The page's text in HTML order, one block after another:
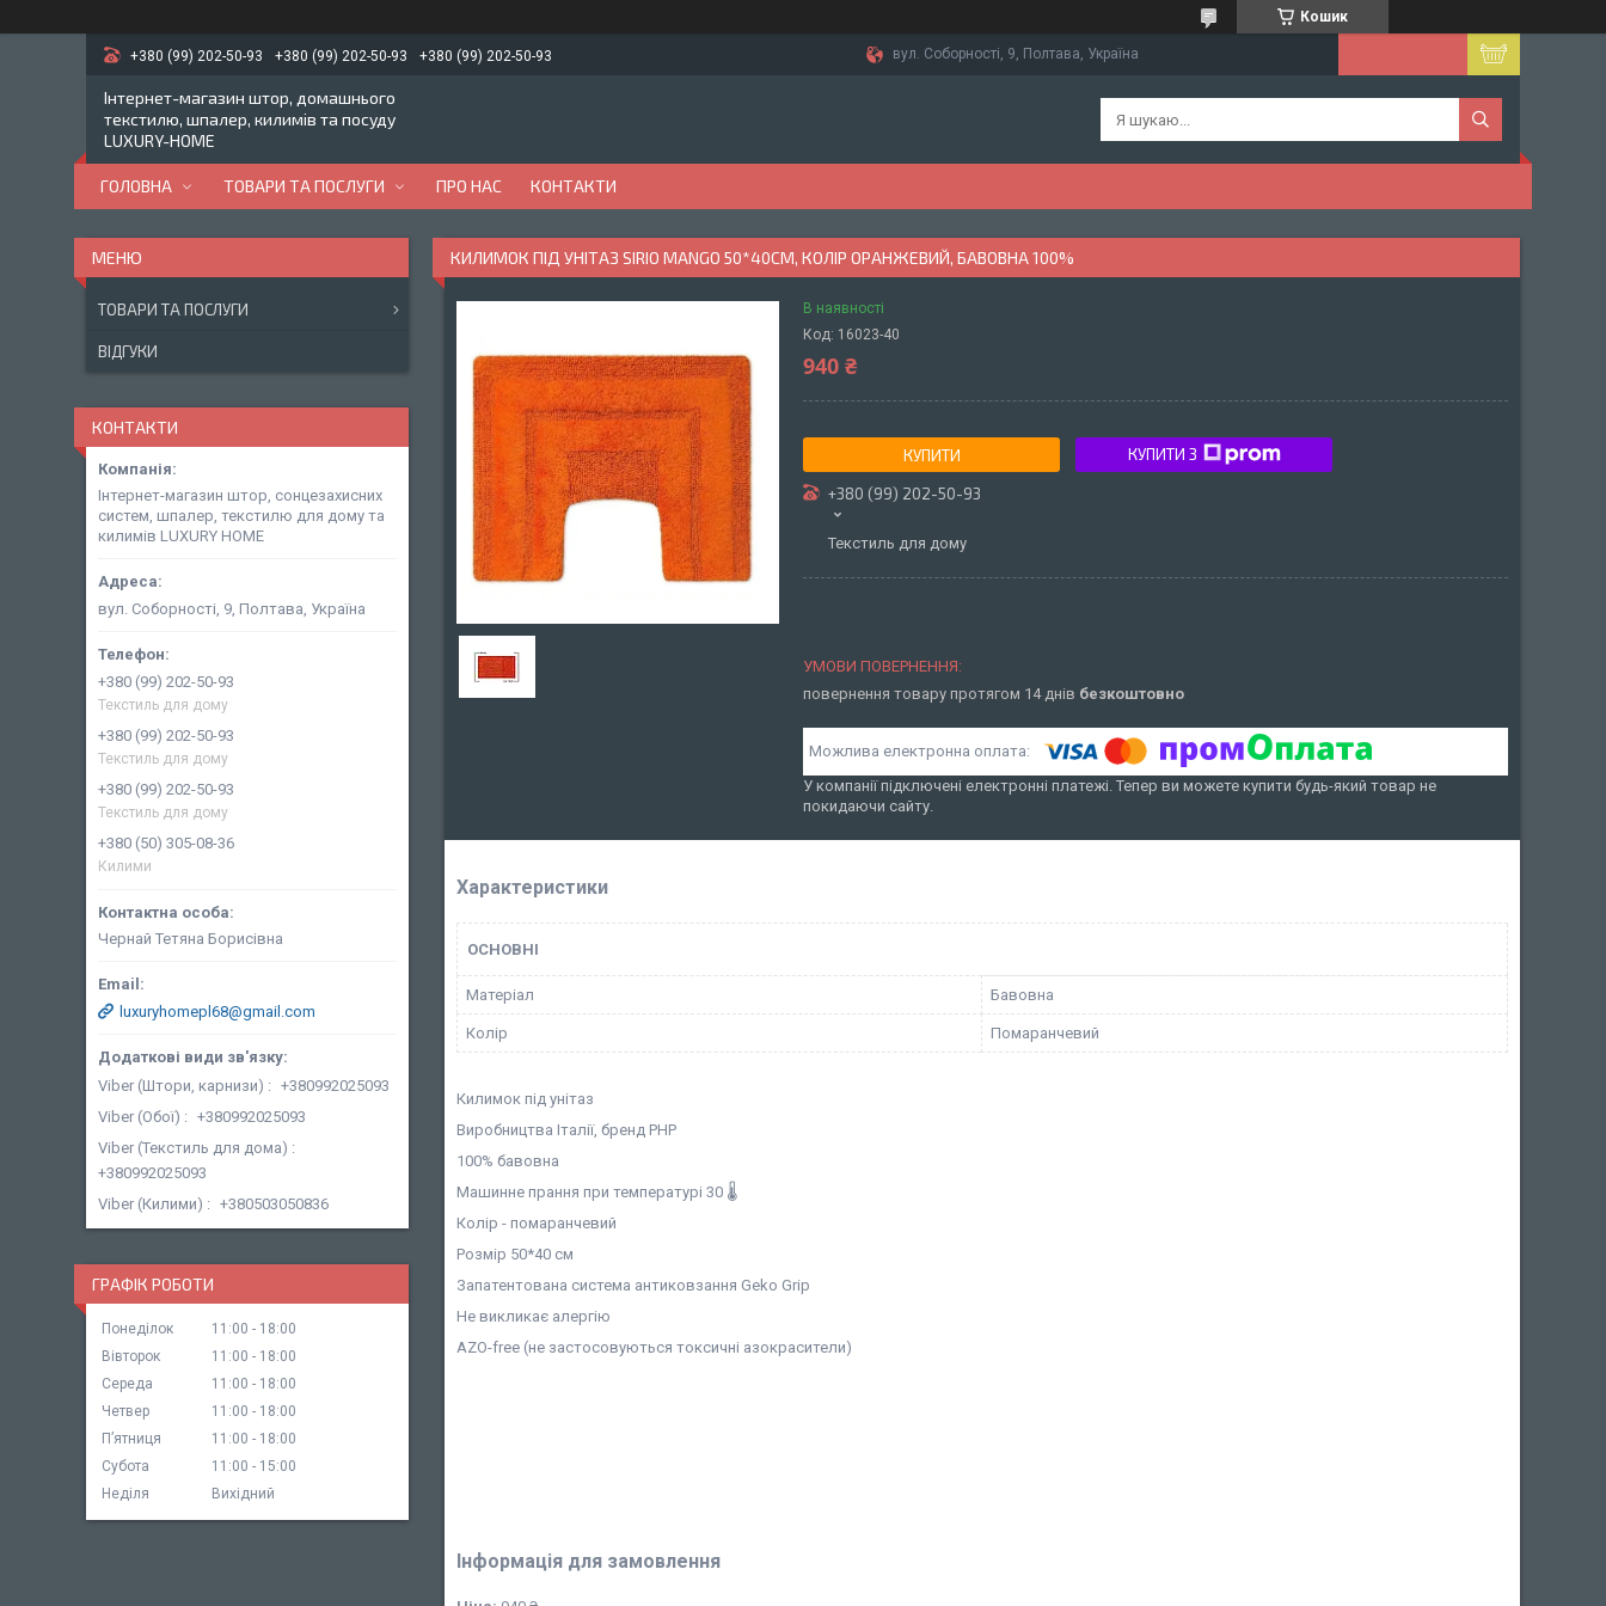
Кошик
+380 (99) 202-50-93 +380 (99) 202-50-93 +380 (99) 202-50-93 вул. Соборності, 9, Полтава, Україна
Інтернет-магазин штор, домашнього
текстилю, шпалер, килимів та посуду
LUXURY-HOME
ГОЛОВНА ТОВАРИ ТА ПОСЛУГИ ПРО НАС КОНТАКТИ
КИЛИМОК ПІД УНІТАЗ SIRIO MANGO 50*40СМ, КОЛІР ОРАНЖЕВИЙ, БАВОВНА 100%
В наявності
Код: 16023-40
940 ₴
КУПИТИ КУПИТИ З
+380 (99) 202-50-93
Текстиль для дому
повернення товару протягом 14 днів безкоштовно
У компанії підключені електронні платежі. Тепер ви можете купити будь-який товар не
покидаючи сайту.
Характеристики
ОСНОВНІ
Матеріал Бавовна
Колір Помаранчевий
Килимок під унітаз
Виробництва Італії, бренд PHP
100% бавовна
Машинне прання при температурі 30 🌡️
Колір - помаранчевий
Розмір 50*40 см
Запатентована система антиковзання Geko Grip
Не викликає алергію
AZO-free (не застосовуються токсичні азокрасители)
Інформація для замовлення
ТОВАРИ ТА ПОСЛУГИ
ВІДГУКИ
КОНТАКТИ
Інтернет-магазин штор, сонцезахисних
систем, шпалер, текстилю для дому та
килимів LUXURY HOME
вул. Соборності, 9, Полтава, Україна
+380 (99) 202-50-93
Текстиль для дому
+380 (99) 202-50-93
Текстиль для дому
+380 (99) 202-50-93
Текстиль для дому
+380 (50) 305-08-36
Килими
Чернай Тетяна Борисівна
luxuryhomepl68@gmail.com
Viber (Штори, карнизи)
+380992025093
Viber (Обої)
+380992025093
Viber (Текстиль для дома)
+380992025093
Viber (Килими)
+380503050836
ГРАФІК РОБОТИ
Понеділок 11:00
18:00
Вівторок
11:00
18:00
Середа
11:00
18:00
Четвер
11:00
18:00
Пʼятниця
11:00
18:00
Субота
11:00
15:00
Неділя
Вихідний